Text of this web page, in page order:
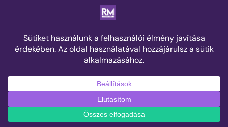
A hangulat minden nehézségen átsegít – Kép: Lubics Szilvi
Milyenek a higiéniai körülmények egy
ilyen táborban? A nők például hogyan
tudják ezt menedzselni, ha éppen
akkor van ciklusuk?
Az nagyon durva volt. A szervezők biztosítanak tampont
és betétet, hogy ne kelljen ezeket magukkal vinniük. De a
körülmények ettől még nagyon kemények: nincs